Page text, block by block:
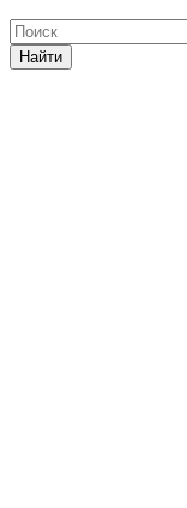
Найти